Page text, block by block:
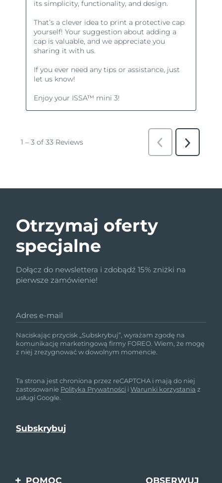
Otrzymaj oferty
specjalne
Dołącz do newslettera i zdobądź 15% zniżki na
pierwsze zamówienie!
Adres e-mail
Naciskając przycisk „Subskrybuj”, wyrażam zgodę na
komunikację marketingową firmy FOREO. Wiem, że mogę
z niej zrezygnować w dowolnym momencie.
Ta strona jest chroniona przez reCAPTCHA i mają do niej
zastosowanie Polityka Prywatności iWarunki korzystania z
usługi Google.
POMOC OBSERWUJ